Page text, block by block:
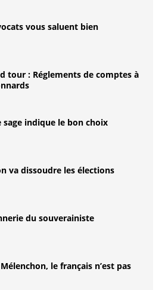
vous saluent bien
tour : Réglements de comptes à
sage indique le bon choix
va dissoudre les élections
du souverainiste
le français n’est pas